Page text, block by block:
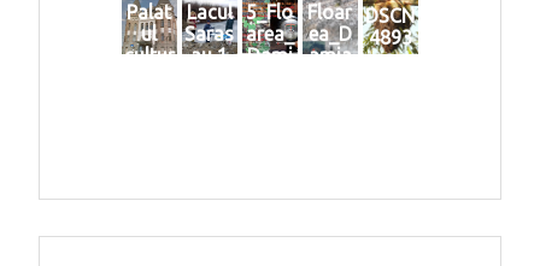
Palat
ul
cultur
Lacul
Saras
au 1
5_Flo
area_
Dami
Floar
ea_D
amia
DSCN
4893